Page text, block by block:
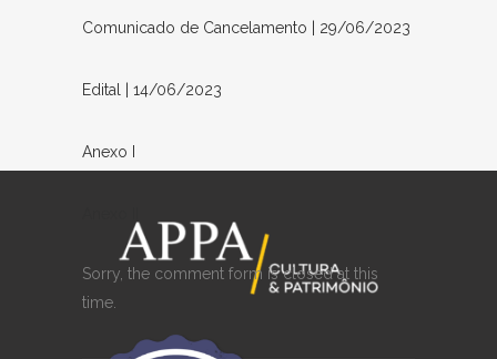
Comunicado de Cancelamento | 29/06/2023
Edital | 14/06/2023
Anexo I
Sorry, the comment form is closed at this
time.